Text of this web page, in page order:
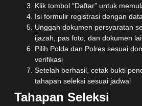
Klik tombol “Daftar” untuk
Isi formulir registrasi dengan
Unggah dokumen persyaratan
ijazah, pas foto, dan dokumen
Pilih Polda dan Polres sesuai
verifikasi
Setelah berhasil, cetak bukti
tahapan seleksi sesuai jadwal
Tahapan Seleksi